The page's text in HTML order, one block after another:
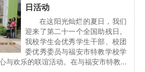
日活动
在这阳光灿烂的夏日，我们
迎来了第二十一个全国助残日。
我校学生会优秀学生干部、校团
委优秀委员与福安市特教学校学
与欢乐的联谊活动。在与福安市特教...